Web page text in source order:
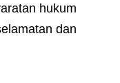
hukum
dan